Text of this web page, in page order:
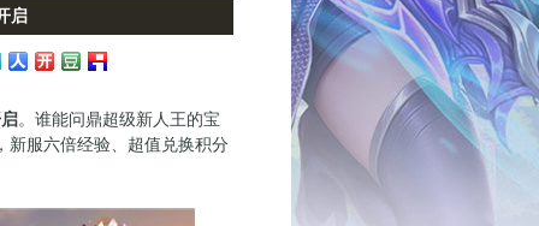
启
。谁能问鼎超级新人王的宝
新服六倍经验、超值兑换积分